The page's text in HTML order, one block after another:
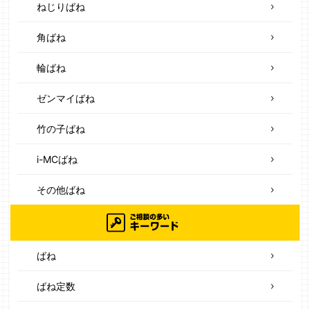
ねじりばね
角ばね
輪ばね
ゼンマイばね
竹の子ばね
i-MCばね
その他ばね
ばね
ばね定数